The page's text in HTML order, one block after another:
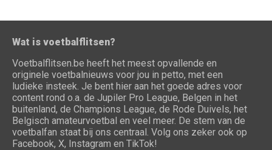
Wat is voetbalflitsen?
Voetbalflitsen.be heeft het meest opvallende en
originele voetbalnieuws voor jou in petto, met een
ludieke insteek. Je bent hier aan het goede adres voor
content rond o.a. de Jupiler Pro League, Belgen in het
buitenland, de Champions League, de Rode Duivels, het
Belgisch amateurvoetbal en veel meer. De stem van de
voetbalfan staat bij ons centraal. Volg ons zeker ook op
Facebook, X, Instagram en TikTok!